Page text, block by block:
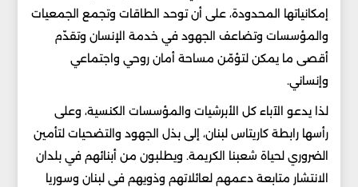
إمكانياتها المحدودة، على أن توحد الطاقات وتجمع الجمعيات
والمؤسسات وتضاعف الجهود في خدمة الإنسان وتقدّم
أقصى ما يمكن لتؤمّن مساحة أمان روحي واجتماعي
وإنساني.
لذا يدعو الآباء كل الأبرشيات والمؤسسات الكنسية، وعلى
رأسها رابطة كاريتاس لبنان، إلى بذل الجهود والتضحيات لتأمين
الضروري لحياة شعبنا الكريمة. ويطلبون من أبنائهم في بلدان
الانتشار متابعة دعمهم لعائلاتهم وذويهم في لبنان وسوريا